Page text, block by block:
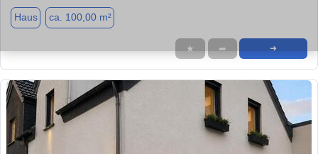
Haus ca. 100,00 m²
★ ➦ ➜